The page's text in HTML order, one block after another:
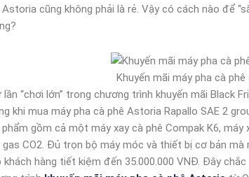
Astoria cũng không phải là rẻ. Vậy có cách nào để
Khuyến mãi máy pha cà
lần “chơi lớn” trong chương trình khuyến mãi Black
khi mua máy pha cà phê Astoria Rapallo SAE 2
gồm cả một máy xay cà phê Compak K6,
gas CO2. Đủ trọn bộ máy móc và thiết bị cơ bản mà
khách hàng tiết kiệm đến 35.000.000 VNĐ. Đây